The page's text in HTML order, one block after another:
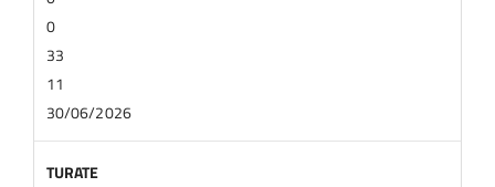
0
33
11
30/06/2026
TURATE